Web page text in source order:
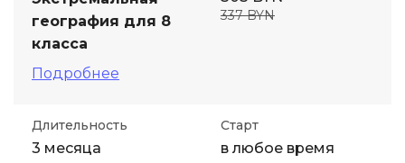
география для 8
класса
Подробнее
337 BYN
Длительность
3 месяца
Старт
в любое время